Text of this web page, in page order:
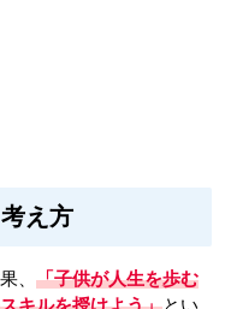
え方
、 「子供が人生を歩む